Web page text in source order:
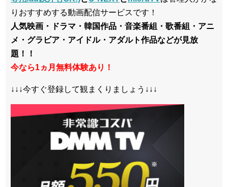
りおすすめする動画配信サービスです！
人気映画・ドラマ・韓国作品・音楽番組・歌番組・アニ
メ・グラビア・アイドル・アダルト作品などが見放
題！！
今なら1ヵ月無料体験あり！
↓↓↓今すぐ登録して観まくりましょう↓↓↓